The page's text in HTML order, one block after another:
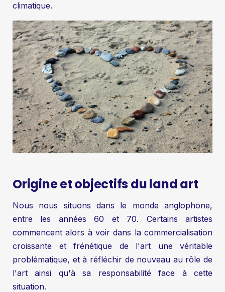
climatique.
Origine et objectifs du land art
Nous nous situons dans le monde anglophone,
entre les années 60 et 70. Certains artistes
commencent alors à voir dans la commercialisation
croissante et frénétique de l'art une véritable
problématique, et à réfléchir de nouveau au rôle de
l'art ainsi qu'à sa responsabilité face à cette
situation.